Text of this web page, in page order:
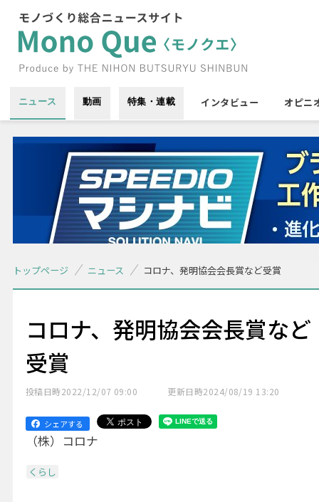
ニュース 動画 特集・連載 インタビュー オピニ
トップページ ニュース コロナ、発明協会会長賞など受賞
コロナ、発明協会会長賞など
受賞
投稿日時2022/12/07 09:00 更新日時2024/08/19 13:20
シェアする
（株）コロナ
くらし